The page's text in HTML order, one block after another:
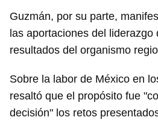
Guzmán, por su parte,
las aportaciones del liderazgo
resultados del organismo
Sobre la labor de México en
resaltó que el propósito fue
decisión" los retos